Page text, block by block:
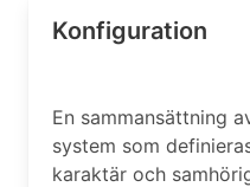
Konfiguration
En sammansättning
system som
karaktär och